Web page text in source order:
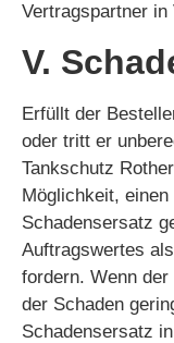
Vertragspartner in
V.
Erfüllt der
oder tritt er
Tankschutz
Möglichkeit,
Schadensersatz
Auftragswertes
fordern. Wenn
der Schaden
Schadensersatz